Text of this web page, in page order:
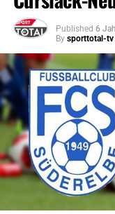
Published 6
By sporttotal-tv